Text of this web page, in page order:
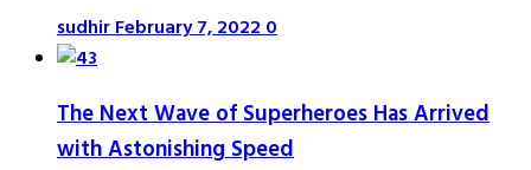
sudhirFebruary 7, 20220
The Next Wave of Superheroes Has Arrived
with Astonishing Speed